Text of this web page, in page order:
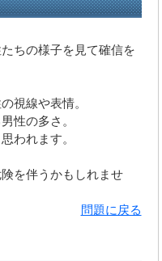
ちの様子を見て確信を
視線や表情。
性の多さ。
われます。
を伴うかもしれませ
問題に戻る